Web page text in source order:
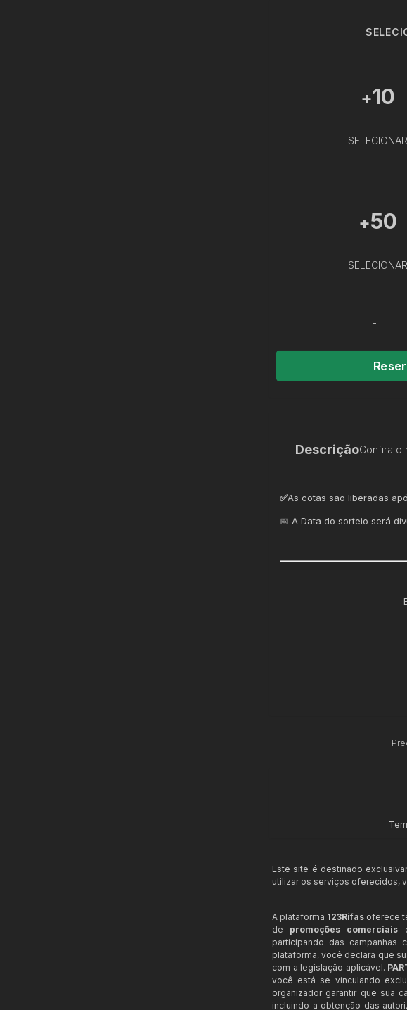
+10
SELECIONAR
+50
SELECIONAR
-
DescriçãoConfira o
✅As cotas são liberadas
📅 A Data do sorteio será
Este site é destinado
utilizar os serviços oferecidos,
A plataforma 123Rifas oferece
de promoções comerciais
participando das campanhas
plataforma, você declara que
com a legislação aplicável.
você está se vinculando
organizador garantir que sua
incluindo a obtenção das